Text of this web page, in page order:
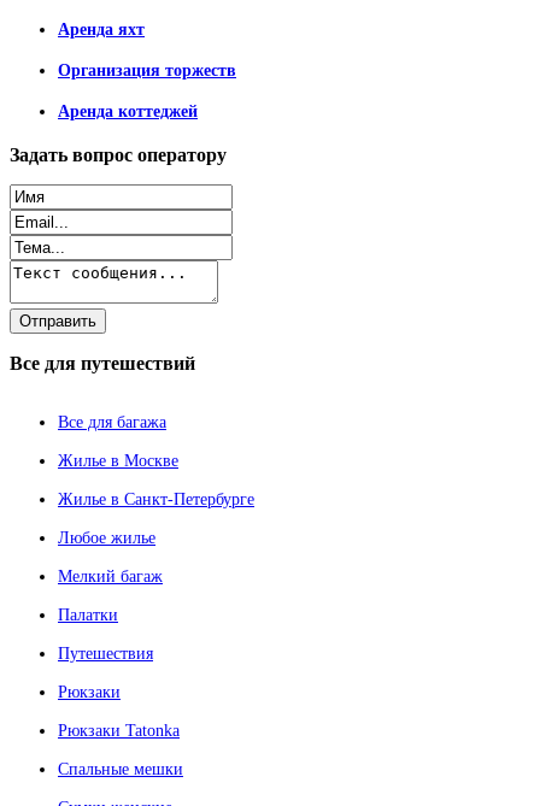
Аренда яхт
Организация торжеств
Аренда коттеджей
Задать вопрос оператору
Все для путешествий
Все для багажа
Жилье в Москве
Жилье в Санкт-Петербурге
Любое жилье
Мелкий багаж
Палатки
Путешествия
Рюкзаки
Рюкзаки Tatonka
Спальные мешки